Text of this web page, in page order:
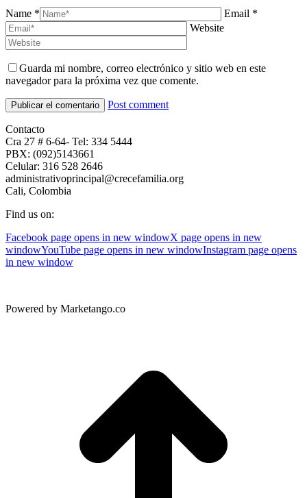
Name *
Email *
Website
Guarda mi nombre, correo electrónico y sitio web en este
navegador para la próxima vez que comente.
Post comment
Contacto
Cra 27 # 6-64- Tel: 334 5444
PBX: (092)5143661
Celular: 316 528 2646
administrativoprincipal@crecefamilia.org
Cali, Colombia
Find us on:
Facebook page opens in new windowX page opens in new
windowYouTube page opens in new windowInstagram page opens
in new window
Powered by Marketango.co